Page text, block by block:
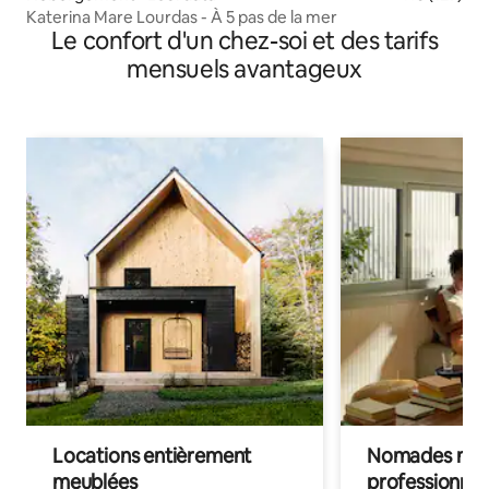
Katerina Mare Lourdas - À 5 pas de la mer
Le confort d'un chez-soi et des tarifs
mensuels avantageux
Locations entièrement
meublées
Nomades